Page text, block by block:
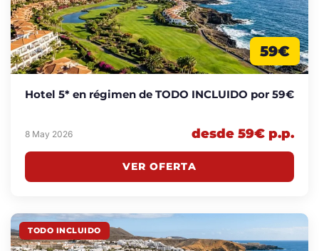
59€
Hotel 5* en régimen de TODO INCLUIDO por 59€
8 May 2026 desde 59€ p.p.
VER OFERTA
TODO INCLUIDO